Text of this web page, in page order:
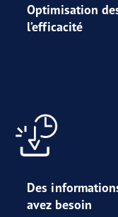
Optimisation
l’efficacité
Des
avez besoin